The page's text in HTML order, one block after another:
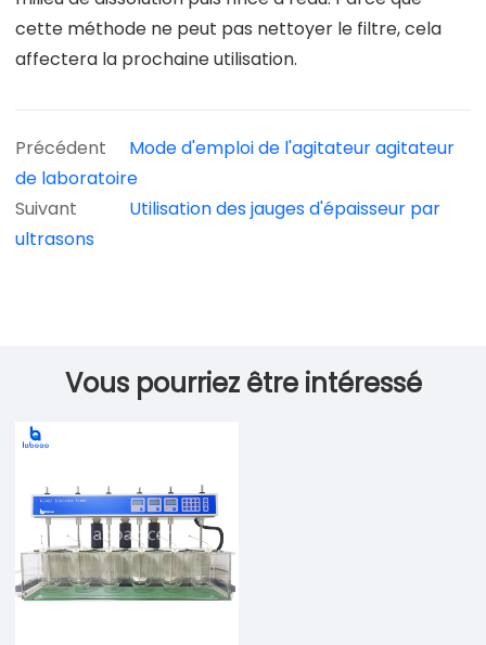
cette méthode ne peut pas nettoyer le filtre, cela
affectera la prochaine utilisation.
Précédent
Mode d'emploi de l'agitateur agitateur
de laboratoire
Suivant
Utilisation des jauges d'épaisseur par
ultrasons
Vous pourriez être intéressé